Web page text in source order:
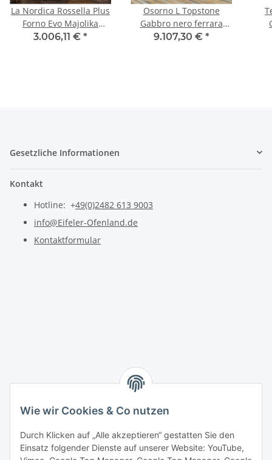
La Nordica Rossella Plus
Forno Evo Majolika
Liberty Pergamentbeige
3.006,11 € *
Osorno L Topstone
Gabbro nero ferrara
linea-retta, rechts - NEU
9.107,30 € *
Gesetzliche Informationen
Kontakt
Hotline: +49(0)2482 613 9003
info@Eifeler-Ofenland.de
Kontaktformular
Wie wir Cookies & Co nutzen
Durch Klicken auf „Alle akzeptieren“ gestatten Sie den
Einsatz folgender Dienste auf unserer Website: YouTube,